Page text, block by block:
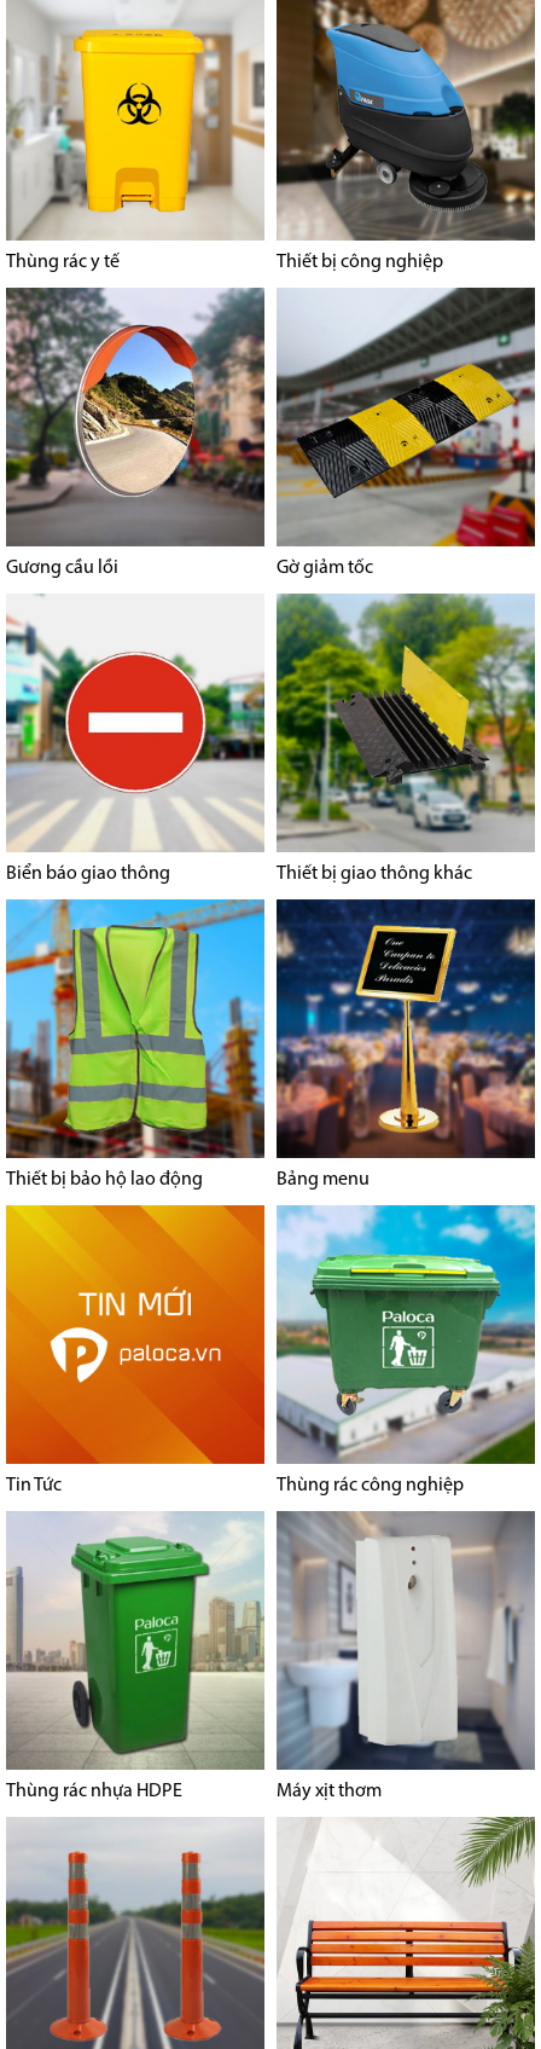
Thùng rác y tế Thiết bị công nghiệp
Gương cầu lồi Gờ giảm tốc
Biển báo giao thông Thiết bị giao thông khác
Thiết bị bảo hộ lao động Bảng menu
Tin Tức Thùng rác công nghiệp
Thùng rác nhựa HDPE Máy xịt thơm